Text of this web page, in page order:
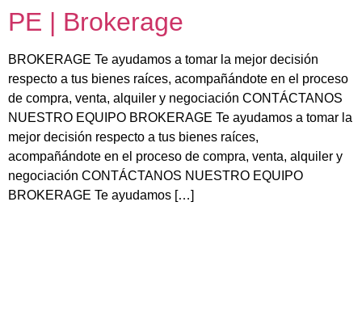
PE | Brokerage
BROKERAGE Te ayudamos a tomar la mejor decisión
respecto a tus bienes raíces, acompañándote en el proceso
de compra, venta, alquiler y negociación CONTÁCTANOS
NUESTRO EQUIPO BROKERAGE Te ayudamos a tomar la
mejor decisión respecto a tus bienes raíces,
acompañándote en el proceso de compra, venta, alquiler y
negociación CONTÁCTANOS NUESTRO EQUIPO
BROKERAGE Te ayudamos […]